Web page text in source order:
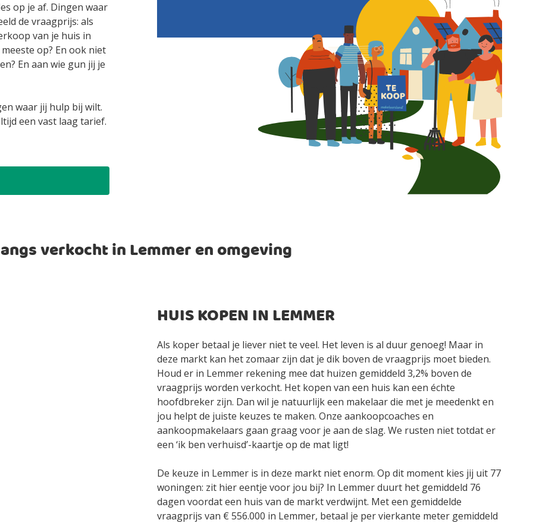
op je af. Dingen waar
de vraagprijs: als
van je huis in
op? En ook niet
En aan wie gun jij je
waar jij hulp bij wilt.
een vast laag tarief.
verkocht in Lemmer en omgeving
HUIS KOPEN IN LEMMER
Als koper betaal je liever niet te veel. Het leven is al duur genoeg! Maar in
deze markt kan het zomaar zijn dat je dik boven de vraagprijs moet bieden.
Houd er in Lemmer rekening mee dat huizen gemiddeld 3,2% boven de
vraagprijs worden verkocht. Het kopen van een huis kan een échte
hoofdbreker zijn. Dan wil je natuurlijk een makelaar die met je meedenkt en
jou helpt de juiste keuzes te maken. Onze aankoopcoaches en
aankoopmakelaars gaan graag voor je aan de slag. We rusten niet totdat er
een ‘ik ben verhuisd’-kaartje op de mat ligt!
De keuze in Lemmer is in deze markt niet enorm. Op dit moment kies jij uit 77
woningen: zit hier eentje voor jou bij? In Lemmer duurt het gemiddeld 76
dagen voordat een huis van de markt verdwijnt. Met een gemiddelde
vraagprijs van € 556.000 in Lemmer, betaal je per vierkante meter gemiddeld